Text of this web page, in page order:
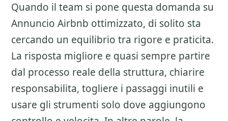
Quando il team si pone questa domanda su
Annuncio Airbnb ottimizzato, di solito sta
cercando un equilibrio tra rigore e praticita.
La risposta migliore e quasi sempre partire
dal processo reale della struttura, chiarire
responsabilita, togliere i passaggi inutili e
usare gli strumenti solo dove aggiungono